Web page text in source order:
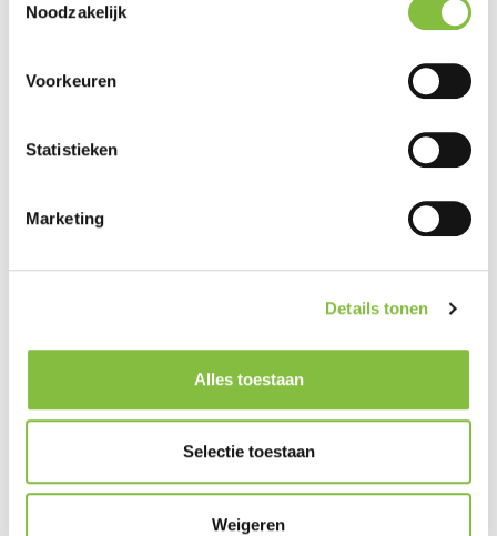
Noodzakelijk
Voorkeuren
Statistieken
Marketing
Details tonen
Alles toestaan
Selectie toestaan
Weigeren